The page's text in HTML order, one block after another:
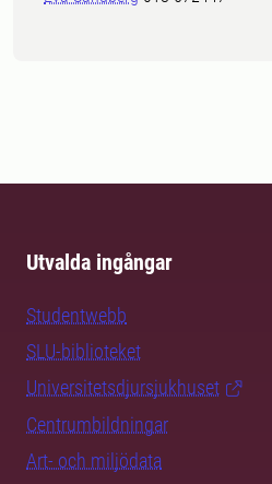
Utvalda ingångar
Studentwebb
SLU-biblioteket
Universitetsdjursjukhuset
Centrumbildningar
Art- och miljödata